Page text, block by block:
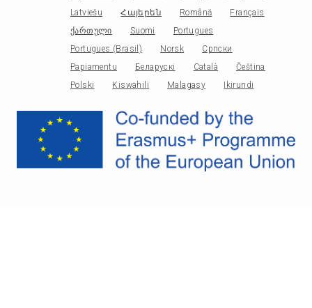
Latviešu
Հայերեն Română
Français
ქართული
Suomi
Portugues
Portugues (Brasil)
Norsk
Српски
Papiamentu
Беларускі Català
Čeština
Polski
Kiswahili Malagasy Ikirundi